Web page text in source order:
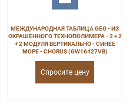
МЕЖДУНАРОДНАЯ ТАБЛИЦА GEO - ИЗ
ОКРАШЕННОГО ТЕХНОПОЛИМЕРА - 2 + 2
+ 2 МОДУЛЯ ВЕРТИКАЛЬНО - СИНЕЕ
МОРЕ - CHORUS (GW16427VB)
Спросите цену